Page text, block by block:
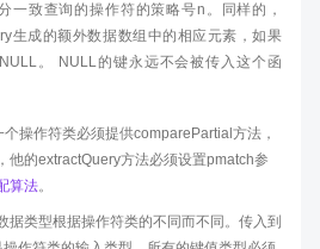
一致查询的操作符的策略号n。同样的，
生成的额外数据数组中的相应元素，如果
。 NULL的键永远不会被传入这个函
操作符类必须提供comparePartial方法，
他的extractQuery方法必须设置pmatch参
算法。
据类型根据操作符类的不同而不同。传入到